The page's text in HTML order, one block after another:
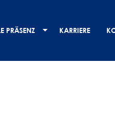
PRÄSENZ KARRIERE